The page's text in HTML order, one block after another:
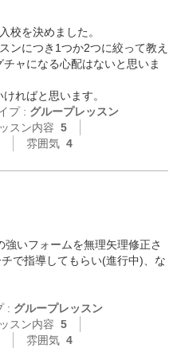
校を決めました。
ンにつき1つか2つに絞って教え
ャになる心配はないと思いま
ればと思います。
プ : グループレッスン
スン内容 5
雰囲気 4
いフォームを無理矢理修正さ
で指導してもらい(進行中)、な
: グループレッスン
スン内容 5
雰囲気 4